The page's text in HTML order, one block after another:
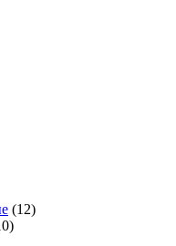
(12)